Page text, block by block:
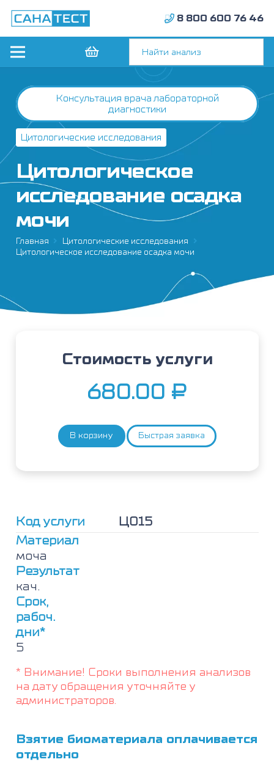
8 800 600 76 46
Консультация врача лабораторной
диагностики
Цитологические исследования
Цитологическое
исследование осадка
мочи
Главная
Цитологические исследования
Цитологическое исследование осадка мочи
Код услуги
Ц015
Материал
моча
Результат
кач.
Срок,
рабоч.
дни*
5
* Внимание! Сроки выполнения анализов
на дату обращения уточняйте у
администраторов.
Взятие биоматериала оплачивается
отдельно
Стоимость услуги
680.00 ₽
Количество
В корзину Быстрая заявка